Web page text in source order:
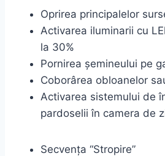
Oprirea principalelor
Activarea iluminarii cu
la 30%
Pornirea șemineului pe
Coborârea obloanelor
Activarea sistemului de
pardoselii în camera de
Secvența “Stropire”